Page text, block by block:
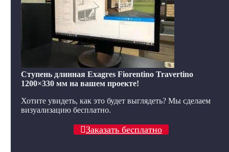
Ступень длинная Exagres Fiorentino Travertino
1200×330 мм на вашем проекте!
Хотите увидеть, как это будет выглядеть? Мы сделаем
визуализацию бесплатно.
Заказать бесплатно